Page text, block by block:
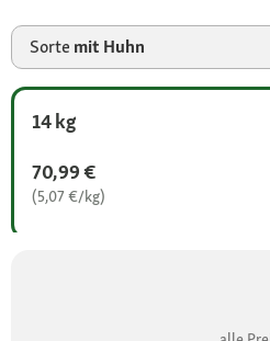
Sorte mit Huhn
14 kg
70,99 €
(5,07 €/kg)